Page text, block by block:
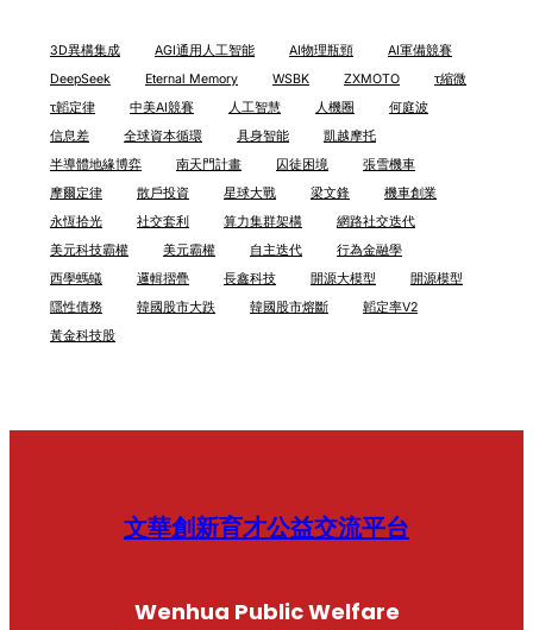
3D異構集成 AGI通用人工智能 AI物理瓶頸
AI軍備競賽
DeepSeek
Eternal Memory WSBK ZXMOTO
τ縮微
τ韜定律
中美AI競賽 人工智慧 人機圈
何庭波
信息差
全球資本循環 具身智能
凱越摩托
半導體地緣博弈
南天門計畫 囚徒困境
張雪機車
摩爾定律
散戶投資 星球大戰 梁文鋒
機車創業
永恆拾光
社交套利 算力集群架構
網路社交迭代
美元科技霸權
美元霸權 自主迭代
行為金融學
西學螞蟻
邏輯摺疊 長鑫科技 開源大模型
開源模型
隱性債務
韓國股市大跌 韓國股市熔斷
韜定率V2
黃金科技股
文華創新育才公益交流平台
Wenhua Public Welfare